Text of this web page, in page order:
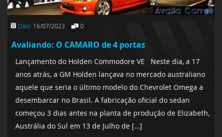
Date: 16/07/2023 0
Avaliando: O CAMARO de 4 portas
Lançamento do Holden Commodore VE Neste dia, a 17
anos atrás, a GM Holden lançava no mercado australiano
aquele que seria o último modelo do Chevrolet Omega a
desembarcar no Brasil. A fabricação oficial do sedan
começou 3 dias antes na planta de produção de Elizabeth,
Austrália do Sul em 13 de Julho de […]